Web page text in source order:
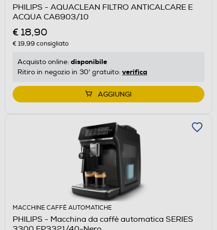
PHILIPS - AQUACLEAN FILTRO ANTICALCARE E
ACQUA CA6903/10
€ 18,90
€ 19,99 consigliato
Acquisto online: disponibile
Ritiro in negozio in 30' gratuito: verifica
AGGIUNGI
MACCHINE CAFFÈ AUTOMATICHE
PHILIPS - Macchina da caffè automatica SERIES